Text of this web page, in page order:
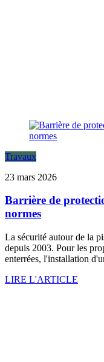
Travaux
23 mars 2026
Barrière de
normes
La sécurité autour de la
depuis 2003. Pour les
enterrées, l'installation
LIRE L'ARTICLE